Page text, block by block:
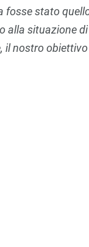
fosse stato
alla situazione
il nostro